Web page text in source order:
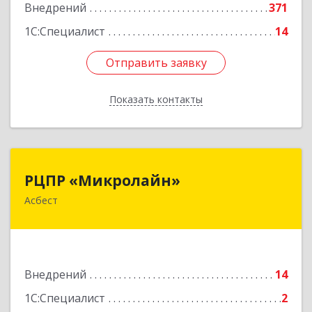
Внедрений
371
1С:Специалист
14
Отправить заявку
Показать контакты
Отправить заявку
Назад
РЦПР «Микролайн»
Асбест
Внедрений
14
1С:Специалист
2
РЦПР «Микролайн»
624272, Свердловская обл, Асбест г, имени В.И.